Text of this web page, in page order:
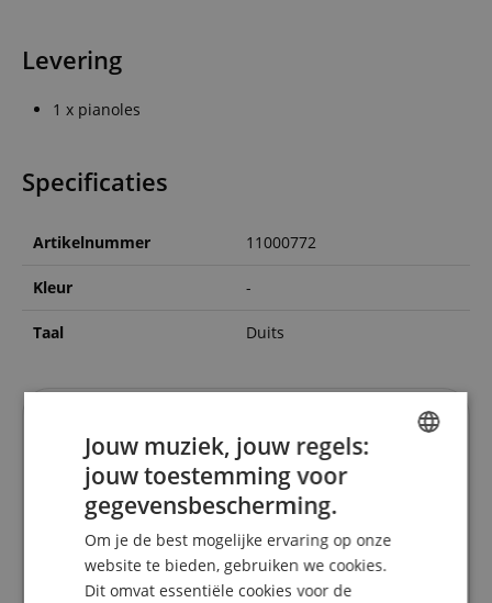
Levering
1 x pianoles
Specificaties
Artikelnummer 11000772
Kleur -
Taal Duits
Recensies van klanten
5.0 /5.0
Gebaseerd op 2 Beoordeling
Jouw muziek, jouw regels:
jouw toestemming voor
gegevensbescherming.
Om je de best mogelijke ervaring op onze
website te bieden, gebruiken we cookies.
Dit omvat essentiële cookies voor de